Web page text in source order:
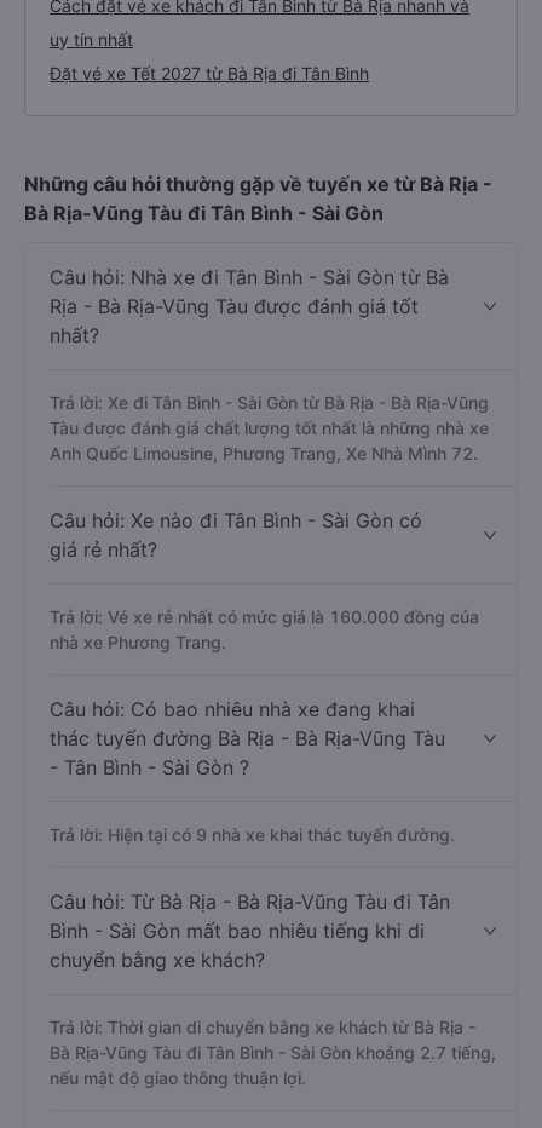
Cách đặt vé xe khách đi Tân Bình từ Bà Rịa nhanh và
uy tín nhất
Đặt vé xe Tết 2027 từ Bà Rịa đi Tân Bình
Những câu hỏi thường gặp về tuyến xe từ Bà Rịa -
Bà Rịa-Vũng Tàu đi Tân Bình - Sài Gòn
Câu hỏi: Nhà xe đi Tân Bình - Sài Gòn từ Bà
Rịa - Bà Rịa-Vũng Tàu được đánh giá tốt
nhất?
Trả lời: Xe đi Tân Bình - Sài Gòn từ Bà Rịa - Bà Rịa-Vũng
Tàu được đánh giá chất lượng tốt nhất là những nhà xe
Anh Quốc Limousine, Phương Trang, Xe Nhà Mình 72.
Câu hỏi: Xe nào đi Tân Bình - Sài Gòn có
giá rẻ nhất?
Trả lời: Vé xe rẻ nhất có mức giá là 160.000 đồng của
nhà xe Phương Trang.
Câu hỏi: Có bao nhiêu nhà xe đang khai
thác tuyến đường Bà Rịa - Bà Rịa-Vũng Tàu
- Tân Bình - Sài Gòn ?
Trả lời: Hiện tại có 9 nhà xe khai thác tuyến đường.
Câu hỏi: Từ Bà Rịa - Bà Rịa-Vũng Tàu đi Tân
Bình - Sài Gòn mất bao nhiêu tiếng khi di
chuyển bằng xe khách?
Trả lời: Thời gian di chuyển bằng xe khách từ Bà Rịa -
Bà Rịa-Vũng Tàu đi Tân Bình - Sài Gòn khoảng 2.7 tiếng,
nếu mật độ giao thông thuận lợi.